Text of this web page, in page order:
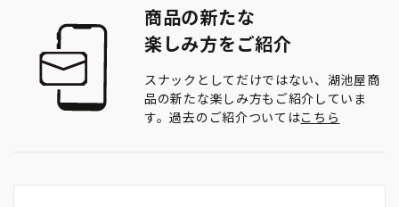
商品の新たな
楽しみ方をご紹介
スナックとしてだけではない、湖池屋商
品の新たな楽しみ方もご紹介していま
す。過去のご紹介ついてはこちら